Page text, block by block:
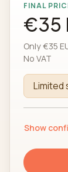
FINAL
€35
Only €35
No VAT
Limited
Show